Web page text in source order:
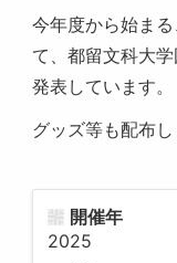
今年度から始ま
て、都留文科大
発表しています。
グッズ等も配布
開催年
2025